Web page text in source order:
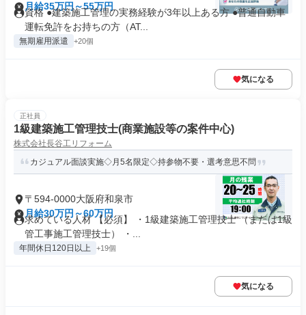
月給35万円～55万円
資格 ●建築施工管理の実務経験が3年以上ある方 ●普通自動車
運転免許をお持ちの方（AT...
無期雇用派遣 +20個
気になる
正社員
1級建築施工管理技士(商業施設等の案件中心)
株式会社長谷工リフォーム
カジュアル面談実施◇月5名限定◇持参物不要・選考意思不問
〒594-0000大阪府和泉市
月給30万円～60万円
求めている人材 【必須】 ・1級建築施工管理技士 （または1級
管工事施工管理技士） ・...
年間休日120日以上 +19個
気になる